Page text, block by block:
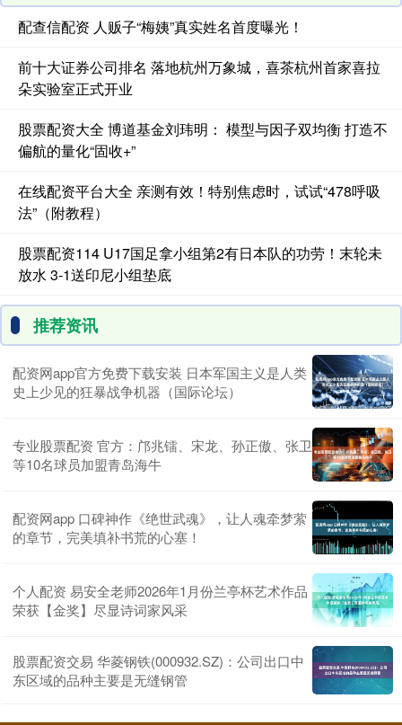
配查信配资 人贩子“梅姨”真实姓名首度曝光！
前十大证券公司排名 落地杭州万象城，喜茶杭州首家喜拉
朵实验室正式开业
股票配资大全 博道基金刘玮明： 模型与因子双均衡 打造不
偏航的量化“固收+”
在线配资平台大全 亲测有效！特别焦虑时，试试“478呼吸
法”（附教程）
股票配资114 U17国足拿小组第2有日本队的功劳！末轮未
放水 3-1送印尼小组垫底
推荐资讯
配资网app官方免费下载安装 日本军国主义是人类
史上少见的狂暴战争机器（国际论坛）
专业股票配资 官方：邝兆镭、宋龙、孙正傲、张卫
等10名球员加盟青岛海牛
配资网app 口碑神作《绝世武魂》，让人魂牵梦萦
的章节，完美填补书荒的心塞！
个人配资 易安全老师2026年1月份兰亭杯艺术作品
荣获【金奖】尽显诗词家风采
股票配资交易 华菱钢铁(000932.SZ)：公司出口中
东区域的品种主要是无缝钢管